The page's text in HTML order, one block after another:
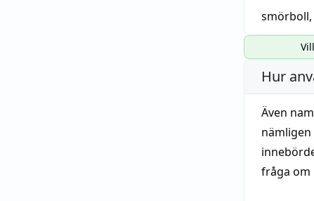
smörboll,
Hur
Även
fråga om